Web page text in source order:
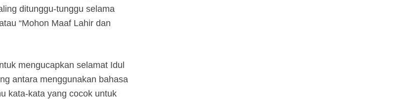
ditunggu-tunggu selama
“Mohon Maaf Lahir dan
mengucapkan selamat Idul
antara menggunakan bahasa
kata-kata yang cocok untuk